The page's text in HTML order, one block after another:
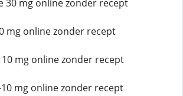
30 mg online zonder recept
mg online zonder recept
mg online zonder recept
mg online zonder recept